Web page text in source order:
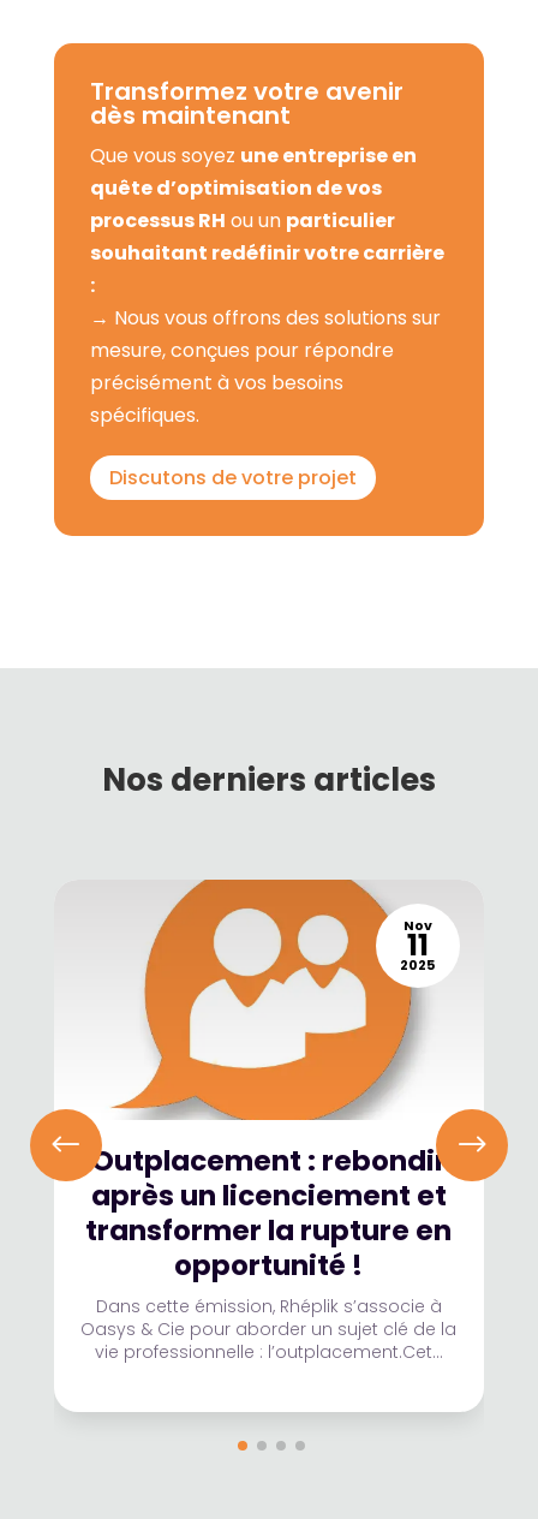
Transformez votre avenir
dès maintenant
Que vous soyez une entreprise en
quête d’optimisation de vos
processus RH ou un particulier
souhaitant redéfinir votre carrière
:
→ Nous vous offrons des solutions sur
mesure, conçues pour répondre
précisément à vos besoins
spécifiques.
Discutons de votre projet
Nos derniers articles
Nov
11
2025
Outplacement : rebondir
après un licenciement et
transformer la rupture en
opportunité !
Dans cette émission, Rhéplik s’associe à
Oasys & Cie pour aborder un sujet clé de la
vie professionnelle : l’outplacement.Cet...